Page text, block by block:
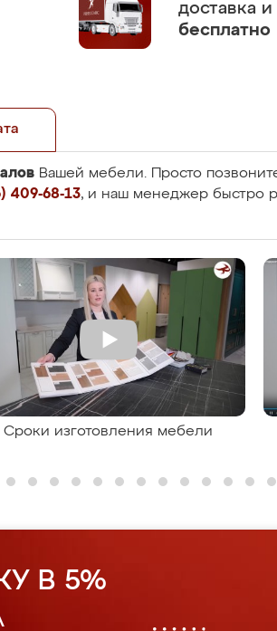
доставка
бесплатно
Вашей мебели. Просто
409-68-13, и наш менеджер быстро
Сроки изготовления мебели
В 5%